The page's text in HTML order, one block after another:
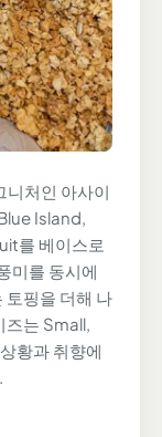
처인 아사이
Island,
를 베이스로
미를 동시에
토핑을 더해 나
즈는 Small,
황과 취향에